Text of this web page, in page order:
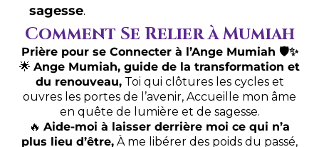
sagesse.
Comment Se Relier à Mumiah
Prière pour se Connecter à l’Ange Mumiah 🛡️✨
🌟 Ange Mumiah, guide de la transformation et
du renouveau,Toi qui clôtures les cycles et
ouvres les portes de l’avenir, Accueille mon âme
en quête de lumière et de sagesse.
🔥 Aide-moi à laisser derrière moi ce qui n’a
plus lieu d’être, À me libérer des poids du passé,